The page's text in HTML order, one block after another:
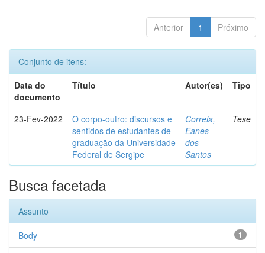
Anterior 1 Próximo
Conjunto de itens:
Data do
documento
Título Autor(es) Tipo
23-Fev-2022
O corpo-outro: discursos e
sentidos de estudantes de
graduação da Universidade
Federal de Sergipe
Correia,
Eanes
dos
Santos
Tese
Busca facetada
Assunto
1
Body